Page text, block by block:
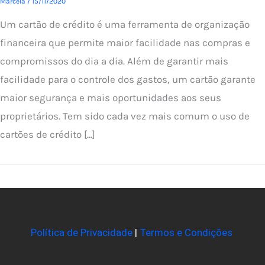
Um cartão de crédito é uma ferramenta de organização
financeira que permite maior facilidade nas compras e
compromissos do dia a dia. Além de garantir mais
facilidade para o controle dos gastos, um cartão garante
maior segurança e mais oportunidades aos seus
proprietários. Tem sido cada vez mais comum o uso de
cartões de crédito […]
Política de Privacidade| Termos e Condições